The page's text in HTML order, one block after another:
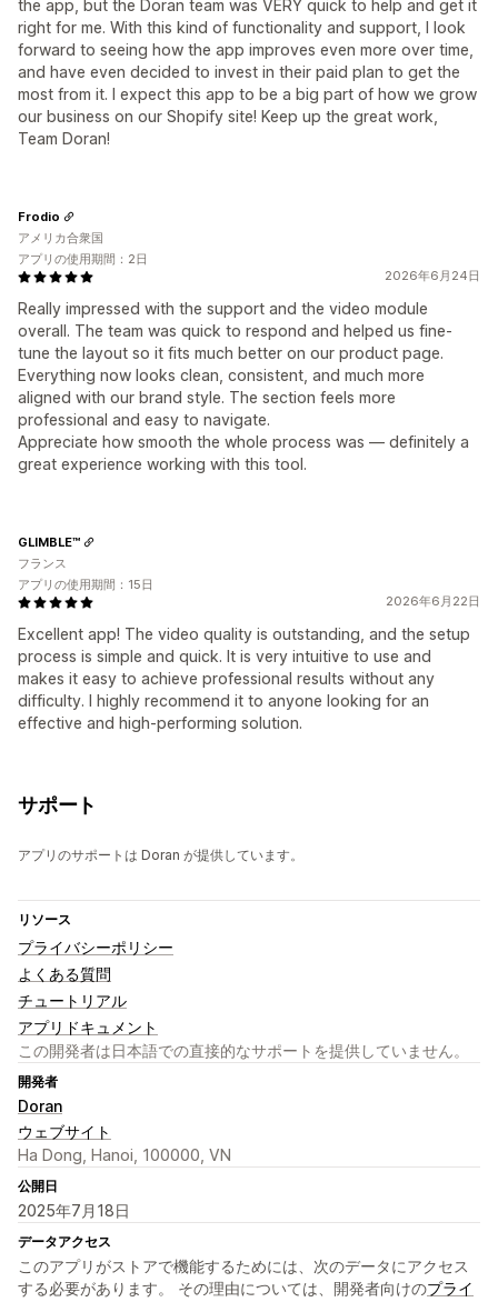
the app, but the Doran team was VERY quick to help and get it
right for me. With this kind of functionality and support, I look
forward to seeing how the app improves even more over time,
and have even decided to invest in their paid plan to get the
most from it. I expect this app to be a big part of how we grow
our business on our Shopify site! Keep up the great work,
Team Doran!
2026年6月24日
Really impressed with the support and the video module
overall. The team was quick to respond and helped us fine-
tune the layout so it fits much better on our product page.
Everything now looks clean, consistent, and much more
aligned with our brand style. The section feels more
professional and easy to navigate.
Appreciate how smooth the whole process was — definitely a
great experience working with this tool.
Frodio
アメリカ合衆国
アプリの使用期間：2日
2026年6月22日
Excellent app! The video quality is outstanding, and the setup
process is simple and quick. It is very intuitive to use and
makes it easy to achieve professional results without any
difficulty. I highly recommend it to anyone looking for an
effective and high-performing solution.
GLIMBLE™
フランス
アプリの使用期間：15日
サポート
アプリのサポートは Doran が提供しています。
リソース
プライバシーポリシー
よくある質問
チュートリアル
アプリドキュメント
この開発者は日本語での直接的なサポートを提供していません。
開発者
Doran
ウェブサイト
Ha Dong, Hanoi, 100000, VN
公開日
2025年7月18日
データアクセス
このアプリがストアで機能するためには、次のデータにアクセス
する必要があります。 その理由については、開発者向けのプライ